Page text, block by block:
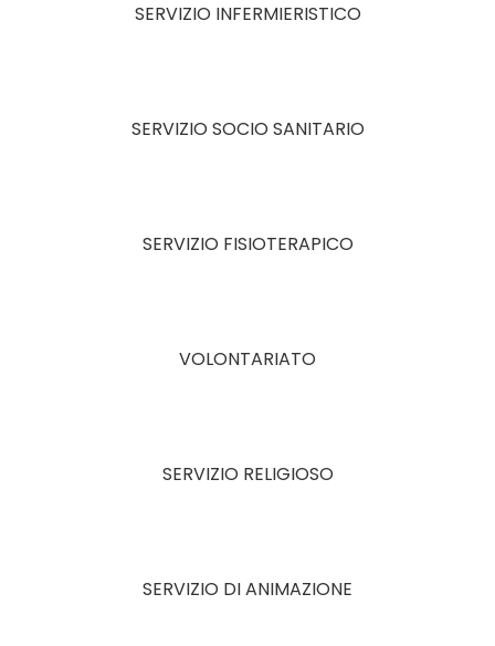
SERVIZIO INFERMIERISTICO
SERVIZIO SOCIO SANITARIO
SERVIZIO FISIOTERAPICO
VOLONTARIATO
SERVIZIO RELIGIOSO
SERVIZIO DI ANIMAZIONE